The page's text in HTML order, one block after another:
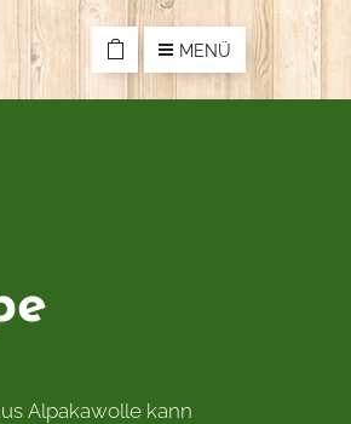
MENÜ
Alpakawolle kann